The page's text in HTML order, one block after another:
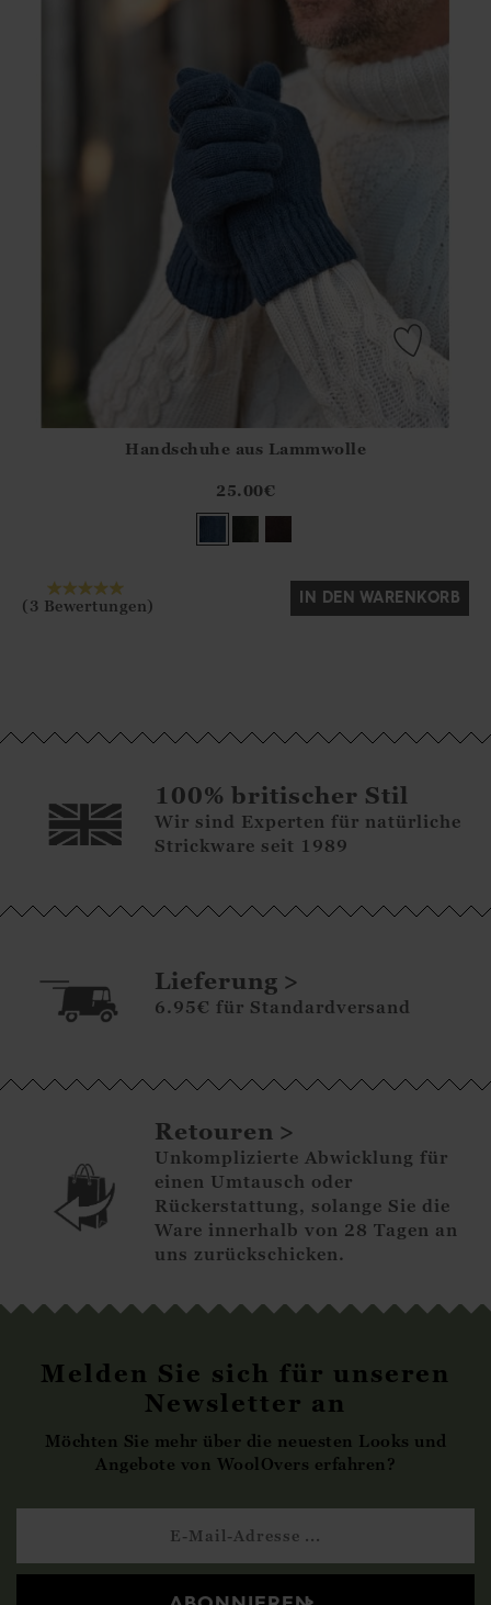
?? ""
Ja Nein
Handschuhe aus Lammwolle
25.00€
(3 Bewertungen) IN DEN WARENKORB
100% britischer Stil
Wir sind Experten für natürliche
Strickware seit 1989
Lieferung
6.95€ für Standardversand
Retouren
Unkomplizierte Abwicklung für
einen Umtausch oder
Rückerstattung, solange Sie die
Ware innerhalb von 28 Tagen an
uns zurückschicken.
Melden Sie sich für unseren
Newsletter an
Möchten Sie mehr über die neuesten Looks und
Angebote von WoolOvers erfahren?